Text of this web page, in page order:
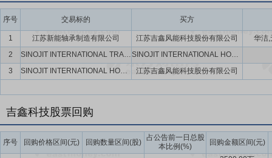
序号 交易标的 买方
1 江苏新能轴承制造有限公司 江苏吉鑫风能科技股份有限公司
华洁,
2
SINOJIT INTERNATIONAL TRADING(SINGAPORE)PET.LTD.
SINOJIT INTERNATIONAL HOLDING(SINGAPORE)PET.LTD.
3
SINOJIT INTERNATIONAL HOLDING(SINGAPORE)PET.LTD. 江苏吉鑫风能科技股份有限公司
吉鑫科技股票回购
序号 回购价格区间(元) 回购数量区间(股)
占公告前一日总股
本比例(%)
回购金额区间(元)